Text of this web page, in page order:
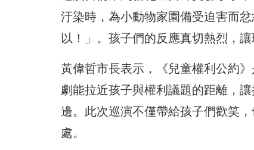
汙染時，為小動物家園備受迫害而
以！」。孩子們的反應真切熱烈，
黃偉哲市長表示，《兒童權利公約
劇能拉近孩子與權利議題的距離，
邊。此次巡演不僅帶給孩子們歡笑
處。